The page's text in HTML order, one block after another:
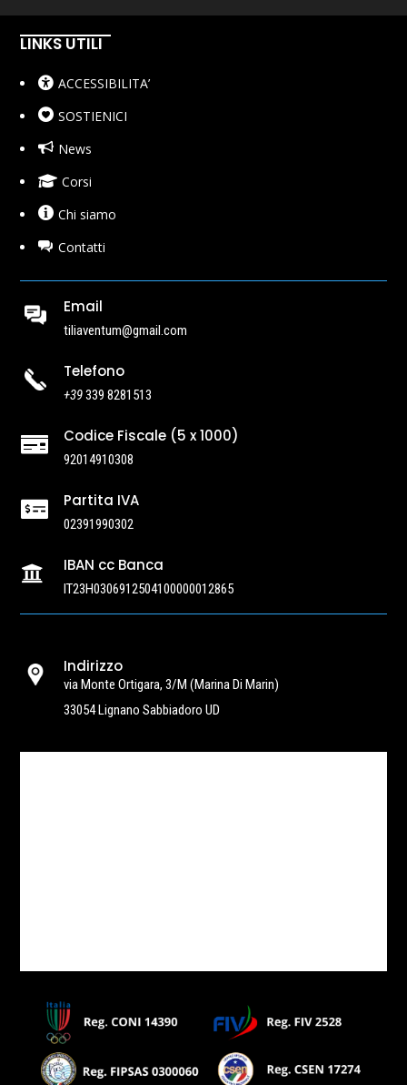
LINKS UTILI
ACCESSIBILITA’
SOSTIENICI
News
Corsi
Chi siamo
Contatti
Email
tiliaventum@gmail.com
Telefono
+39339 8281513
 Codice Fiscale (5 x 1000)
92014910308
 Partita IVA
02391990302
 IBAN cc Banca
IT23H0306912504100000012865
Indirizzo
via Monte Ortigara, 3/M (Marina Di Marin)
33054 Lignano Sabbiadoro UD